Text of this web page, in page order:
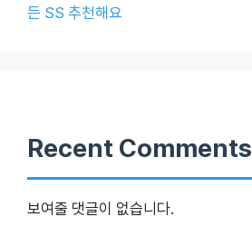
든 SS 추천해요
Recent Comments
보여줄 댓글이 없습니다.